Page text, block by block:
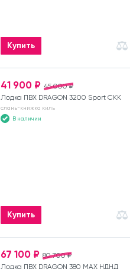
Купить
45 000 ₽
41 900 ₽
Лодка ПВХ DRAGON 3200 Sport СКК
слань-книжка киль
В наличии
Купить
80 700 ₽
67 100 ₽
Лодка ПВХ DRAGON 380 MAX НДНД